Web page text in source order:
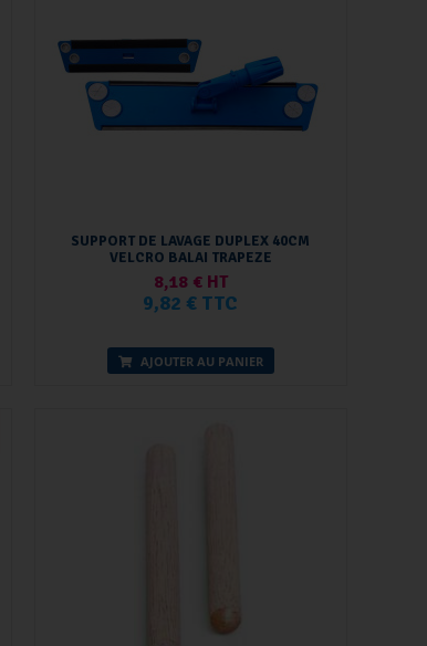
SUPPORT DE LAVAGE DUPLEX 40CM
VELCRO BALAI TRAPEZE
8,18 € HT
9,82 € TTC
AJOUTER AU PANIER